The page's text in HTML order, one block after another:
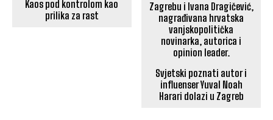
Kaos pod kontrolom kao
prilika za rast
Svjetski poznati autor i
influenser Yuval Noah
Harari dolazi u Zagreb